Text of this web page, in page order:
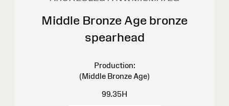
Middle Bronze Age bronze
spearhead
Production:
(Middle Bronze Age)
99.35H